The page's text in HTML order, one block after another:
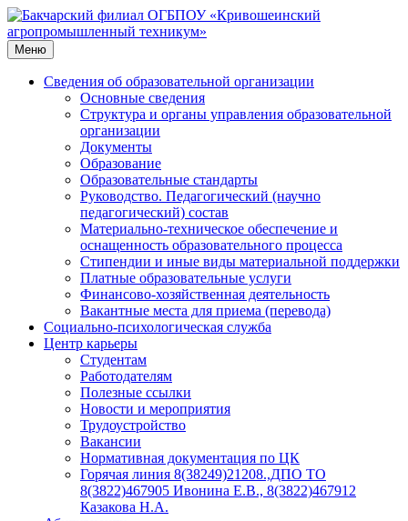
Перейти
к
содержимому
Меню
Сведения об образовательной организации
Основные сведения
Структура и органы управления образовательной
организации
Документы
Образование
Образовательные стандарты
Руководство. Педагогический (научно
педагогический) состав
Материально-техническое обеспечение и
оснащенность образовательного процесса
Стипендии и иные виды материальной поддержки
Платные образовательные услуги
Финансово-хозяйственная деятельность
Вакантные места для приема (перевода)
Социально-психологическая служба
Центр карьеры
Студентам
Работодателям
Полезные ссылки
Новости и мероприятия
Трудоустройство
Вакансии
Нормативная документация по ЦК
Горячая линия 8(38249)21208.,ДПО ТО
8(3822)467905 Ивонина Е.В., 8(3822)467912
Казакова Н.А.